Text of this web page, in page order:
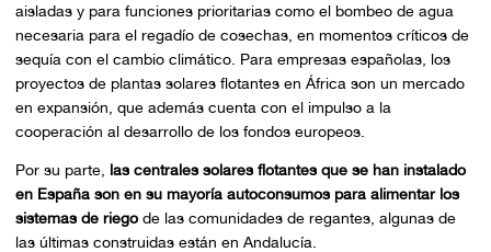
aisladas y para funciones prioritarias como el bombeo de agua
necesaria para el regadío de cosechas, en momentos críticos de
sequía con el cambio climático. Para empresas españolas, los
proyectos de plantas solares flotantes en África son un mercado
en expansión, que además cuenta con el impulso a la
cooperación al desarrollo de los fondos europeos.
Por su parte, las centrales solares flotantes que se han instalado
en España son en su mayoría autoconsumos para alimentar los
sistemas de riegode las comunidades de regantes, algunas de
las últimas construidas están en Andalucía.